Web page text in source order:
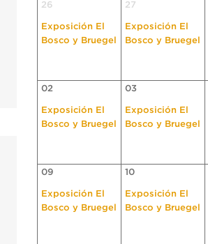
26
Exposición El
Bosco y Bruegel
27
Exposición El
Bosco y Bruegel
02
Exposición El
Bosco y Bruegel
03
Exposición El
Bosco y Bruegel
09
Exposición El
Bosco y Bruegel
10
Exposición El
Bosco y Bruegel